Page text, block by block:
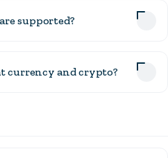
supported?
currency and crypto?